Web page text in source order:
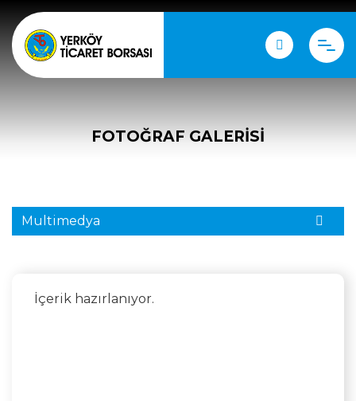
FOTOĞRAF GALERISI
Multimedya
İçerik hazırlanıyor.